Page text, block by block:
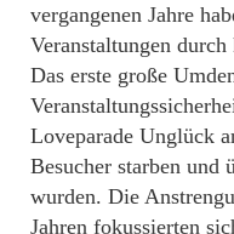
vergangenen Jahre
Veranstaltungen
Das erste große
Loveparade Unglück
Besucher starben und
wurden. Die
Jahren fokussierten